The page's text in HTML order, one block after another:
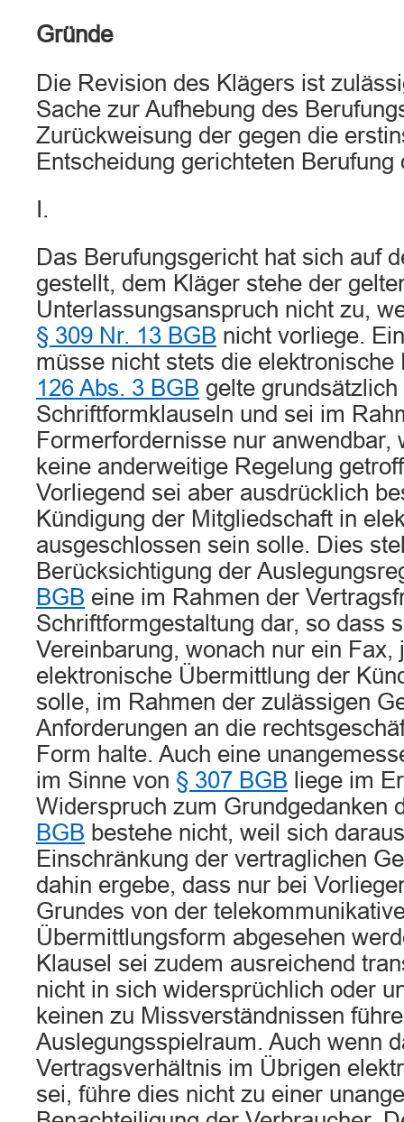
Gründe
Die Revision des Klägers ist
Sache zur Aufhebung des
Zurückweisung der gegen die
Entscheidung gerichteten Berufung
I.
Das Berufungsgericht hat sich auf
gestellt, dem Kläger stehe der
Unterlassungsanspruch nicht zu,
§ 309 Nr. 13 BGB nicht vorliege.
müsse nicht stets die
126 Abs. 3 BGB gelte
Schriftformklauseln und sei im
Formerfordernisse nur anwendbar,
keine anderweitige Regelung
Vorliegend sei aber ausdrücklich
Kündigung der Mitgliedschaft in
ausgeschlossen sein solle. Dies
Berücksichtigung der
BGB eine im Rahmen der
Schriftformgestaltung dar, so dass
Vereinbarung, wonach nur ein Fax,
elektronische Übermittlung der
solle, im Rahmen der zulässigen
Anforderungen an die
Form halte. Auch eine
im Sinne von § 307 BGB liege im
Widerspruch zum Grundgedanken
BGB bestehe nicht, weil sich
Einschränkung der vertraglichen
dahin ergebe, dass nur bei
Grundes von der
Übermittlungsform abgesehen
Klausel sei zudem ausreichend
nicht in sich widersprüchlich oder
keinen zu Missverständnissen
Auslegungsspielraum. Auch wenn
Vertragsverhältnis im Übrigen
sei, führe dies nicht zu einer